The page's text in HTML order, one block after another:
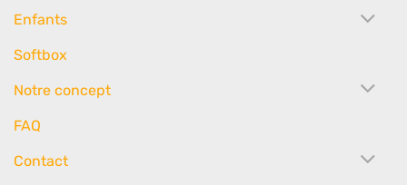
Enfants
Softbox
Notre concept
FAQ
Contact